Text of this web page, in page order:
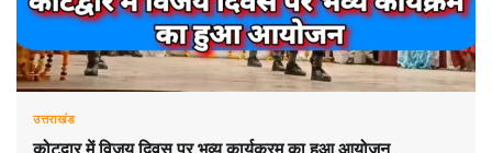
उत्तराखंड